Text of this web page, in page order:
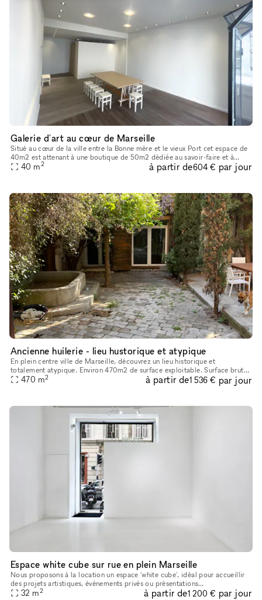
Galerie d'art au cœur de Marseille
Situé au cœur de la ville entre la Bonne mère et le vieux Port cet espace de
40m2 est attenant à une boutique de 50m2 dédiée au savoir-faire et à
l'artisanat. Convivial et chaleureux, ce lieu met en
40 m2 à partir de604 € par jour
Ancienne huilerie - lieu hustorique et atypique
En plein centre ville de Marseille, découvrez un lieu historique et
totalement atypique. Environ 470m2 de surface exploitable. Surface brut
de béton. 100m2 d'anciennes cuves à huile. 250m2 de cours
470 m2 à partir de1 536 € par jour
Espace white cube sur rue en plein Marseille
Nous proposons à la location un espace 'white cube', idéal pour accueillir
des projets artistiques, événements privés ou présentations
professionnelles. Sa grande hauteur sous plafond confère une res
32 m2 à partir de1 200 € par jour